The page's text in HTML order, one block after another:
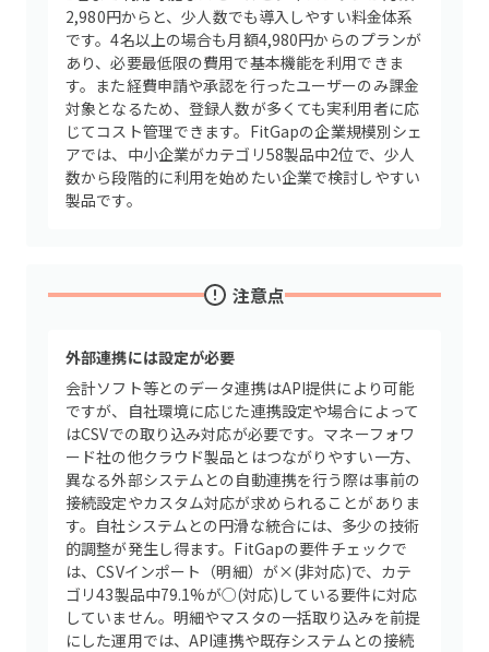
2,980円からと、少人数でも導入しやすい料金体系
です。4名以上の場合も月額4,980円からのプランが
あり、必要最低限の費用で基本機能を利用できま
す。また経費申請や承認を行ったユーザーのみ課金
対象となるため、登録人数が多くても実利用者に応
じてコスト管理できます。FitGapの企業規模別シェ
アでは、中小企業がカテゴリ58製品中2位で、少人
数から段階的に利用を始めたい企業で検討しやすい
製品です。
注意点
外部連携には設定が必要
会計ソフト等とのデータ連携はAPI提供により可能
ですが、自社環境に応じた連携設定や場合によって
はCSVでの取り込み対応が必要です。マネーフォワ
ード社の他クラウド製品とはつながりやすい一方、
異なる外部システムとの自動連携を行う際は事前の
接続設定やカスタム対応が求められることがありま
す。自社システムとの円滑な統合には、多少の技術
的調整が発生し得ます。FitGapの要件チェックで
は、CSVインポート（明細）が×(非対応)で、カテ
ゴリ43製品中79.1%が○(対応)している要件に対応
していません。明細やマスタの一括取り込みを前提
にした運用では、API連携や既存システムとの接続